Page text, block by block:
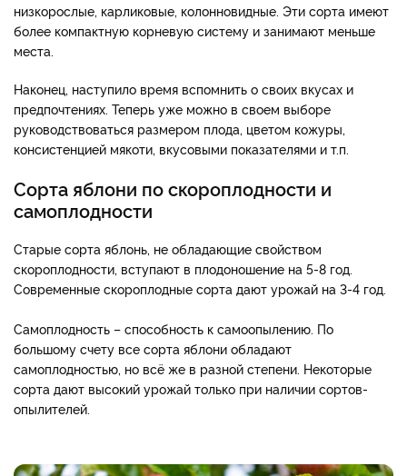
низкорослые, карликовые, колонновидные. Эти сорта имеют
более компактную корневую систему и занимают меньше
места.
Наконец, наступило время вспомнить о своих вкусах и
предпочтениях. Теперь уже можно в своем выборе
руководствоваться размером плода, цветом кожуры,
консистенцией мякоти, вкусовыми показателями и т.п.
Сорта яблони по скороплодности и
самоплодности
Старые сорта яблонь, не обладающие свойством
скороплодности, вступают в плодоношение на 5-8 год.
Современные скороплодные сорта дают урожай на 3-4 год.
Самоплодность – способность к самоопылению. По
большому счету все сорта яблони обладают
самоплодностью, но всё же в разной степени. Некоторые
сорта дают высокий урожай только при наличии сортов-
опылителей.